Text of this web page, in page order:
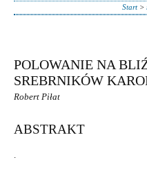
Start>
POLOWANIE NA
SREBRNIKÓW
Robert Piłat
ABSTRAKT